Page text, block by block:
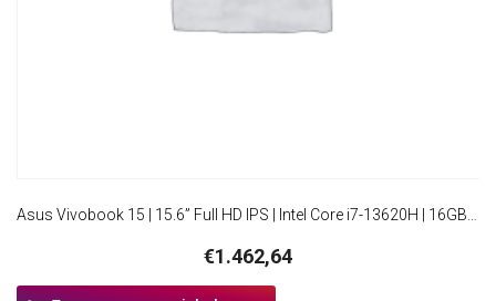
Asus Vivobook 15 | 15.6” Full HD IPS | Intel Core i7-13620H | 16GB RAM | 512GB SSD | W11 Pro | Donkerblauw
€1.462,64